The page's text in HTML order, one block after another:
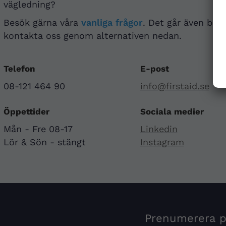
vägledning?
Besök gärna våra vanliga frågor. Det går även bra
kontakta oss genom alternativen nedan.
Telefon
08-121 464 90
E-post
info@firstaid.se
Öppettider
Mån - Fre 08-17
Lör & Sön - stängt
Sociala medier
Linkedin
Instagram
Prenumerera